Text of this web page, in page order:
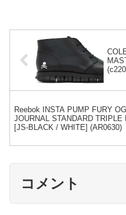
Reebok INSTA PUMP FURY OG
JOURNAL STANDARD TRIPLE
[JS-BLACK / WHITE] (AR0630)
コメント